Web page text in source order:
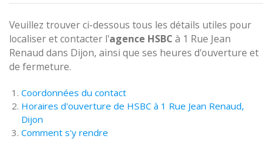
Veuillez trouver ci-dessous tous les détails utiles pour
localiser et contacter l'agence HSBC à 1 Rue Jean
Renaud dans Dijon, ainsi que ses heures d'ouverture et
de fermeture.
Coordonnées du contact
Horaires d'ouverture de HSBC à 1 Rue Jean Renaud,
Dijon
Comment s'y rendre